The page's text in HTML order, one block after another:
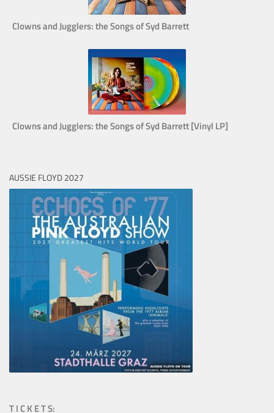
Clowns and Jugglers: the Songs of Syd Barrett
Clowns and Jugglers: the Songs of Syd Barrett [Vinyl LP]
AUSSIE FLOYD 2027
T I C K E T S: